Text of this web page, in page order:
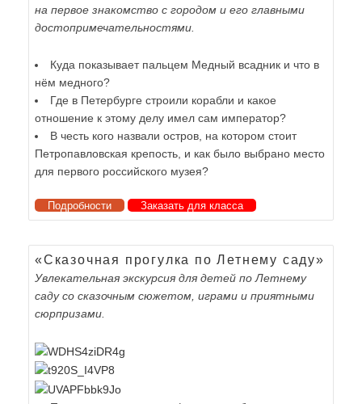
на первое знакомство с городом и его главными
достопримечательностями.
Куда показывает пальцем Медный всадник и что в
нём медного?
Где в Петербурге строили корабли и какое
отношение к этому делу имел сам император?
В честь кого назвали остров, на котором стоит
Петропавловская крепость, и как было выбрано место
для первого российского музея?
Подробности Заказать для класса
«Сказочная прогулка по Летнему саду»
Увлекательная экскурсия для детей по Летнему
саду со сказочным сюжетом, играми и приятными
сюрпризами.